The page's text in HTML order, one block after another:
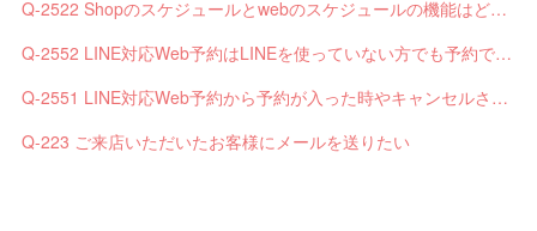
Q-2522 Shopのスケジュールとwebのスケジュールの機能はどう違いますか？
Q-2552 LINE対応Web予約はLINEを使っていない方でも予約できますか？
Q-2551 LINE対応Web予約から予約が入った時やキャンセルされた時、サロンやお客様へは通知されますか？
Q-223 ご来店いただいたお客様にメールを送りたい